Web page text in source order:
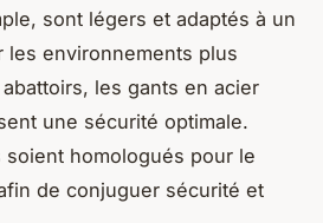
sont légers et adaptés à un
les environnements plus
les gants en acier
une sécurité optimale.
soient homologués pour le
de conjuguer sécurité et